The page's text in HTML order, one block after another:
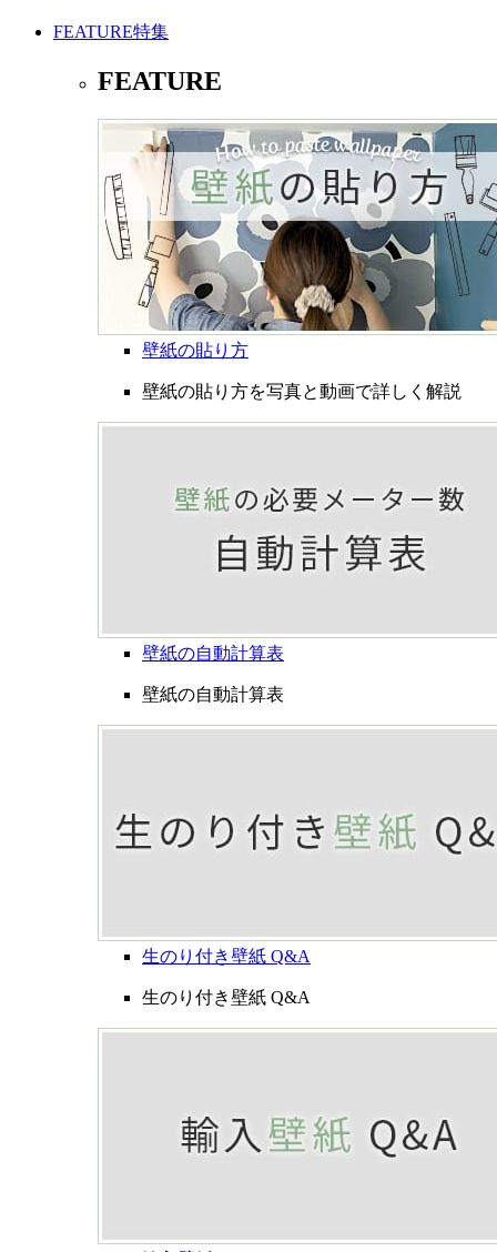
FEATURE特集
FEATURE
壁紙の貼り方
壁紙の貼り方を写真と動画で詳しく解説
壁紙の自動計算表
壁紙の自動計算表
生のり付き壁紙 Q&A
生のり付き壁紙 Q&A